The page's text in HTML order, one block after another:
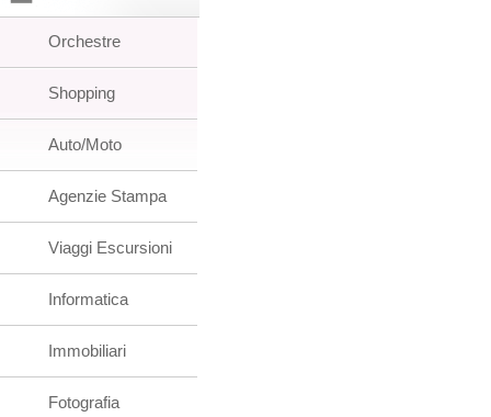
Orchestre
Shopping
Auto/Moto
Agenzie Stampa
Viaggi Escursioni
Informatica
Immobiliari
Fotografia